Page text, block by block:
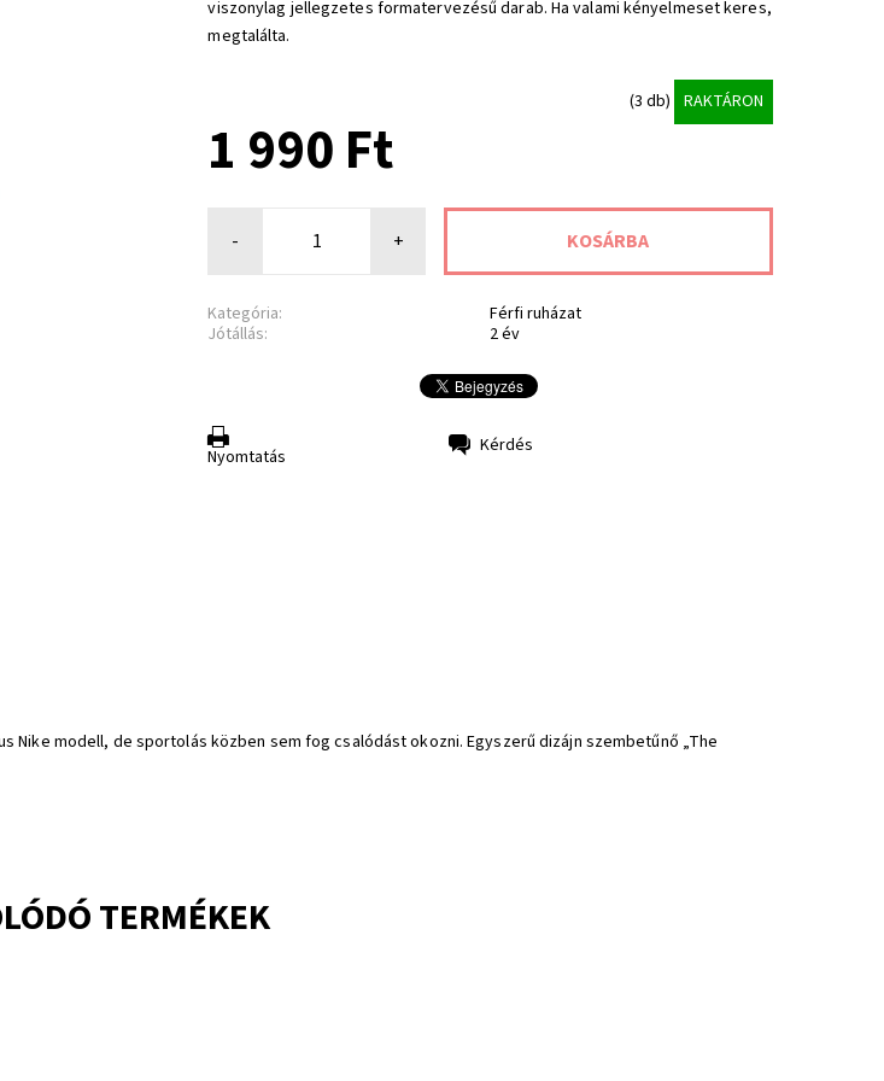
viszonylag jellegzetes formatervezésű darab. Ha valami kényelmeset keres,
megtalálta.
(3 db) RAKTÁRON
1 990 Ft
- +
Kategória:
Férfi ruházat
Jótállás:
2 év
Nyomtatás Kérdés
Nike modell, de sportolás közben sem fog csalódást okozni. Egyszerű dizájn szembetűnő „The
TERMÉKEK